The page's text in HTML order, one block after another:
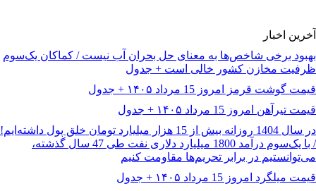
آخرین اخبار
بهبود برخی شاخص‌ها به معنای حل بحران آب نیست / کماکان یک‌سوم
ظرفیت مخازن کشور خالی است + جدول
قیمت گوشت قرمز امروز 15 مرداد ۱۴۰۵ + جدول
قیمت تیرآهن امروز 15 مرداد ۱۴۰۵ + جدول
در سال 1404 روزانه بیش از 15 هزار میلیارد تومان خلق پول داشته‌ایم!
/ با یک‌سوم درآمد 1800 میلیارد دلاری نفت طی 47 سال گذشته،
می‌توانستیم در برابر تحریم‌ها مقاومت کنیم
قیمت میلگرد امروز 15 مرداد ۱۴۰۵ + جدول